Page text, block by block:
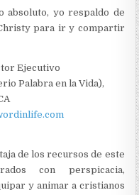
absoluto, yo respaldo de
para ir y compartir
Ejecutivo
Palabra en la Vida),
de los recursos de este
con perspicacia,
y animar a cristianos